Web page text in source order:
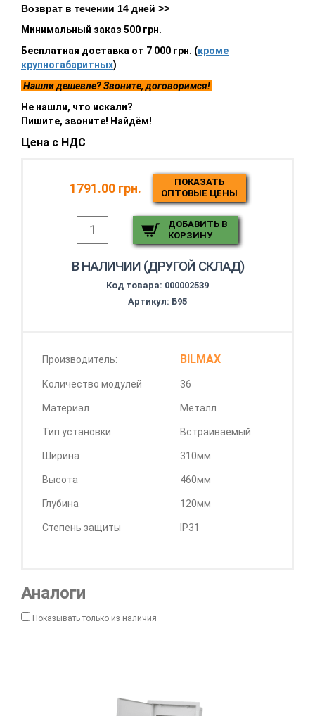
Возврат в течении 14 дней >>
Минимальный заказ 500 грн.
Бесплатная доставка от 7 000 грн. (кроме
крупногабаритных)
Нашли дешевле? Звоните, договоримся!
Не нашли, что искали?
Пишите, звоните! Найдём!
Цена с НДС
1791.00 грн.
ПОКАЗАТЬ
ОПТОВЫЕ ЦЕНЫ
ДОБАВИТЬ В
КОРЗИНУ
В НАЛИЧИИ (ДРУГОЙ СКЛАД)
Код товара: 000002539
Артикул: Б95
Производитель: BILMAX
Количество модулей 36
Материал Металл
Тип установки Встраиваемый
Ширина 310мм
Высота 460мм
Глубина 120мм
Степень защиты IP31
Аналоги
Показывать только из наличия